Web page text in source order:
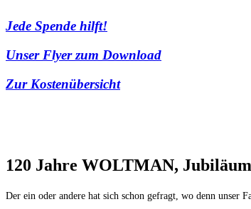
Jede Spende hilft!
Unser Flyer zum Download
Zur Kostenübersicht
120 Jahre WOLTMAN,
Der ein oder andere hat sich schon gefragt, wo denn unser